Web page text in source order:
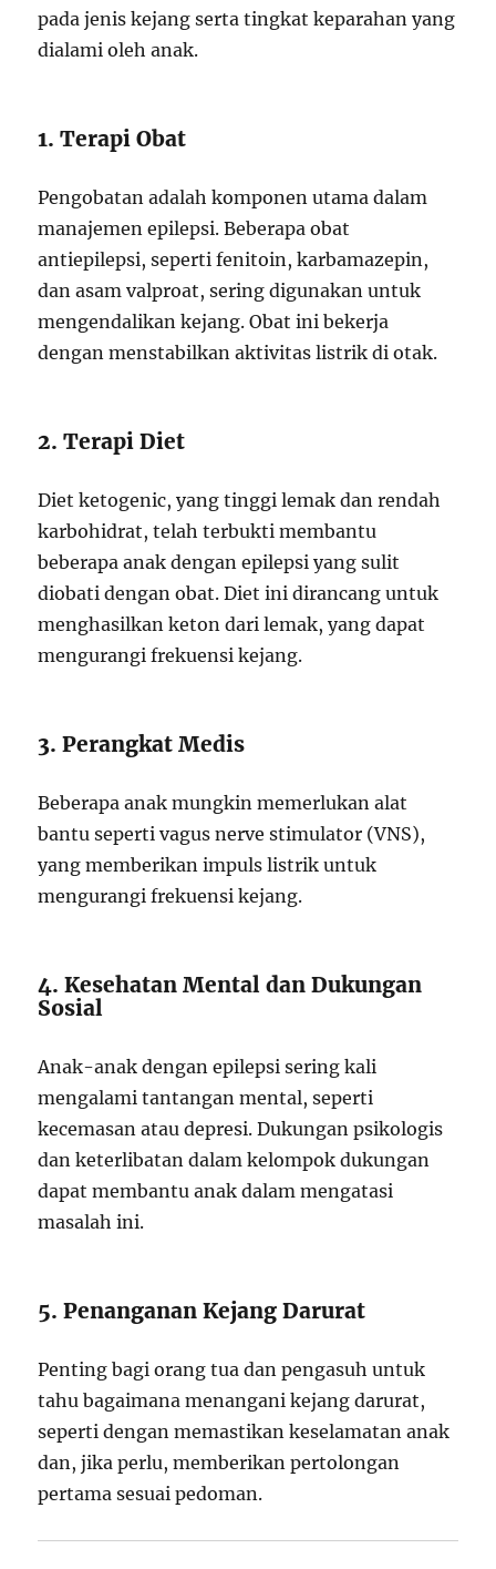
pada jenis kejang serta tingkat keparahan yang
dialami oleh anak.
1. Terapi Obat
Pengobatan adalah komponen utama dalam
manajemen epilepsi. Beberapa obat
antiepilepsi, seperti fenitoin, karbamazepin,
dan asam valproat, sering digunakan untuk
mengendalikan kejang. Obat ini bekerja
dengan menstabilkan aktivitas listrik di otak.
2. Terapi Diet
Diet ketogenic, yang tinggi lemak dan rendah
karbohidrat, telah terbukti membantu
beberapa anak dengan epilepsi yang sulit
diobati dengan obat. Diet ini dirancang untuk
menghasilkan keton dari lemak, yang dapat
mengurangi frekuensi kejang.
3. Perangkat Medis
Beberapa anak mungkin memerlukan alat
bantu seperti vagus nerve stimulator (VNS),
yang memberikan impuls listrik untuk
mengurangi frekuensi kejang.
4. Kesehatan Mental dan Dukungan
Sosial
Anak-anak dengan epilepsi sering kali
mengalami tantangan mental, seperti
kecemasan atau depresi. Dukungan psikologis
dan keterlibatan dalam kelompok dukungan
dapat membantu anak dalam mengatasi
masalah ini.
5. Penanganan Kejang Darurat
Penting bagi orang tua dan pengasuh untuk
tahu bagaimana menangani kejang darurat,
seperti dengan memastikan keselamatan anak
dan, jika perlu, memberikan pertolongan
pertama sesuai pedoman.